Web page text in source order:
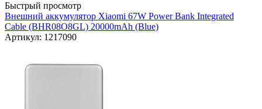
Быстрый просмотр
Внешний аккумулятор Xiaomi 67W Power Bank Integrated
Cable (BHR08O8GL) 20000mAh (Blue)
Артикул: 1217090